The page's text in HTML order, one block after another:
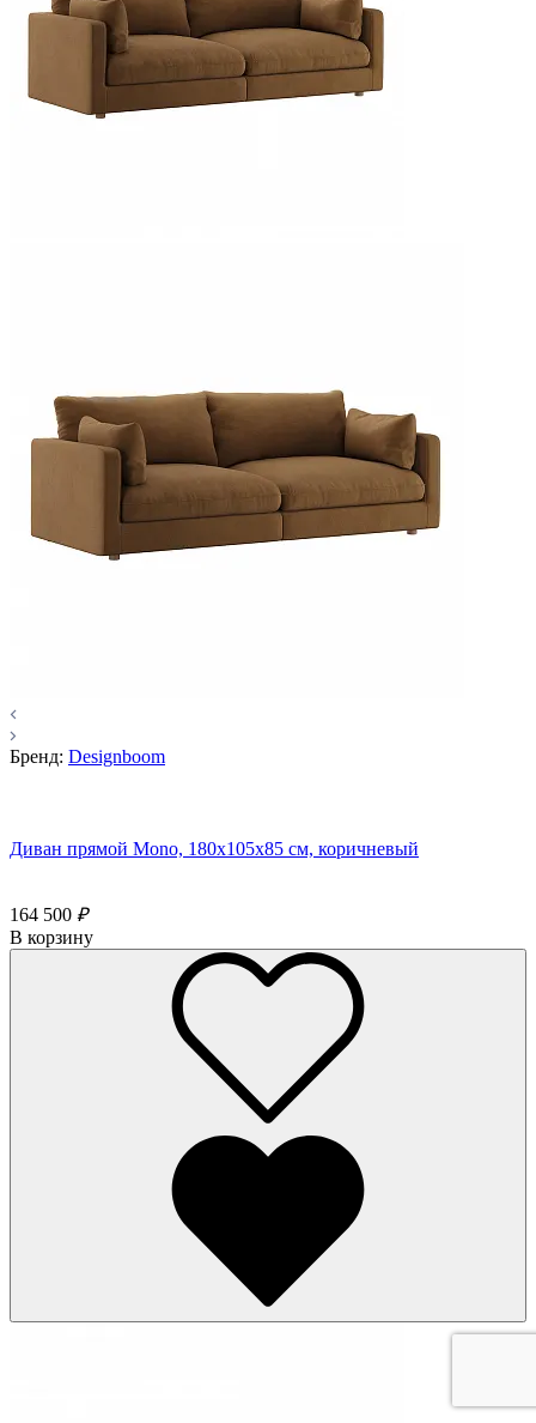
Бренд: Designboom
Диван прямой Mono, 180x105х85 см, коричневый
164 500 ₽
В корзину